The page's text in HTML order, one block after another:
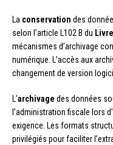
La conservation des
selon l’article L102 B du
mécanismes d’archivage
numérique. L’accès aux
changement de version
L’archivage des données
l’administration fiscale lors
exigence. Les formats
privilégiés pour faciliter